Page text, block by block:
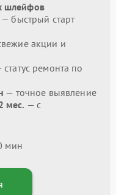
шлейфов
— быстрый старт
акции и
статус ремонта по
— точное выявление
мес. — с
мин